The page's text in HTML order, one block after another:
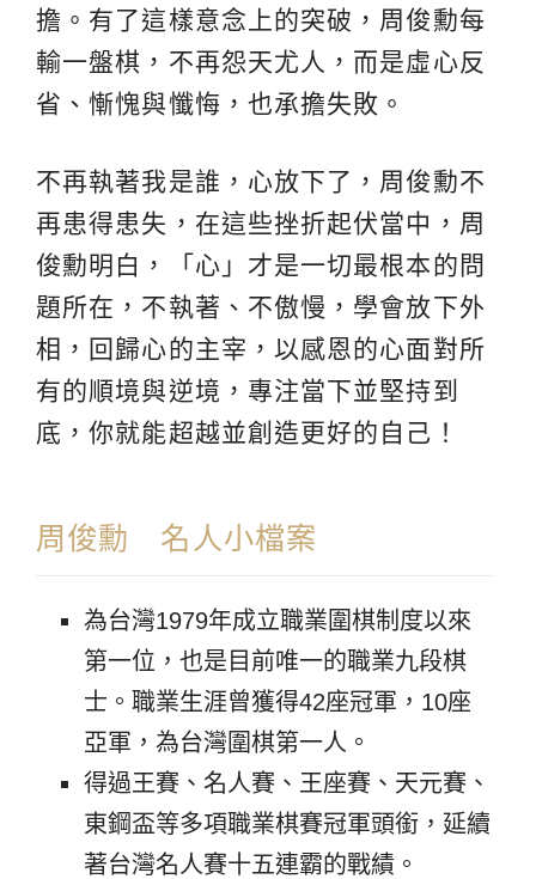
擔。有了這樣意念上的突破，周俊勳每
輸一盤棋，不再怨天尤人，而是虛心反
省、慚愧與懺悔，也承擔失敗。
不再執著我是誰，心放下了，周俊勳不
再患得患失，在這些挫折起伏當中，周
俊勳明白，「心」才是一切最根本的問
題所在，不執著、不傲慢，學會放下外
相，回歸心的主宰，以感恩的心面對所
有的順境與逆境，專注當下並堅持到
底，你就能超越並創造更好的自己！
周俊勳 名人小檔案
為台灣1979年成立職業圍棋制度以來
第一位，也是目前唯一的職業九段棋
士。職業生涯曾獲得42座冠軍，10座
亞軍，為台灣圍棋第一人。
得過王賽、名人賽、王座賽、天元賽、
東鋼盃等多項職業棋賽冠軍頭銜，延續
著台灣名人賽十五連霸的戰績。